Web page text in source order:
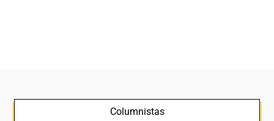
Columnistas